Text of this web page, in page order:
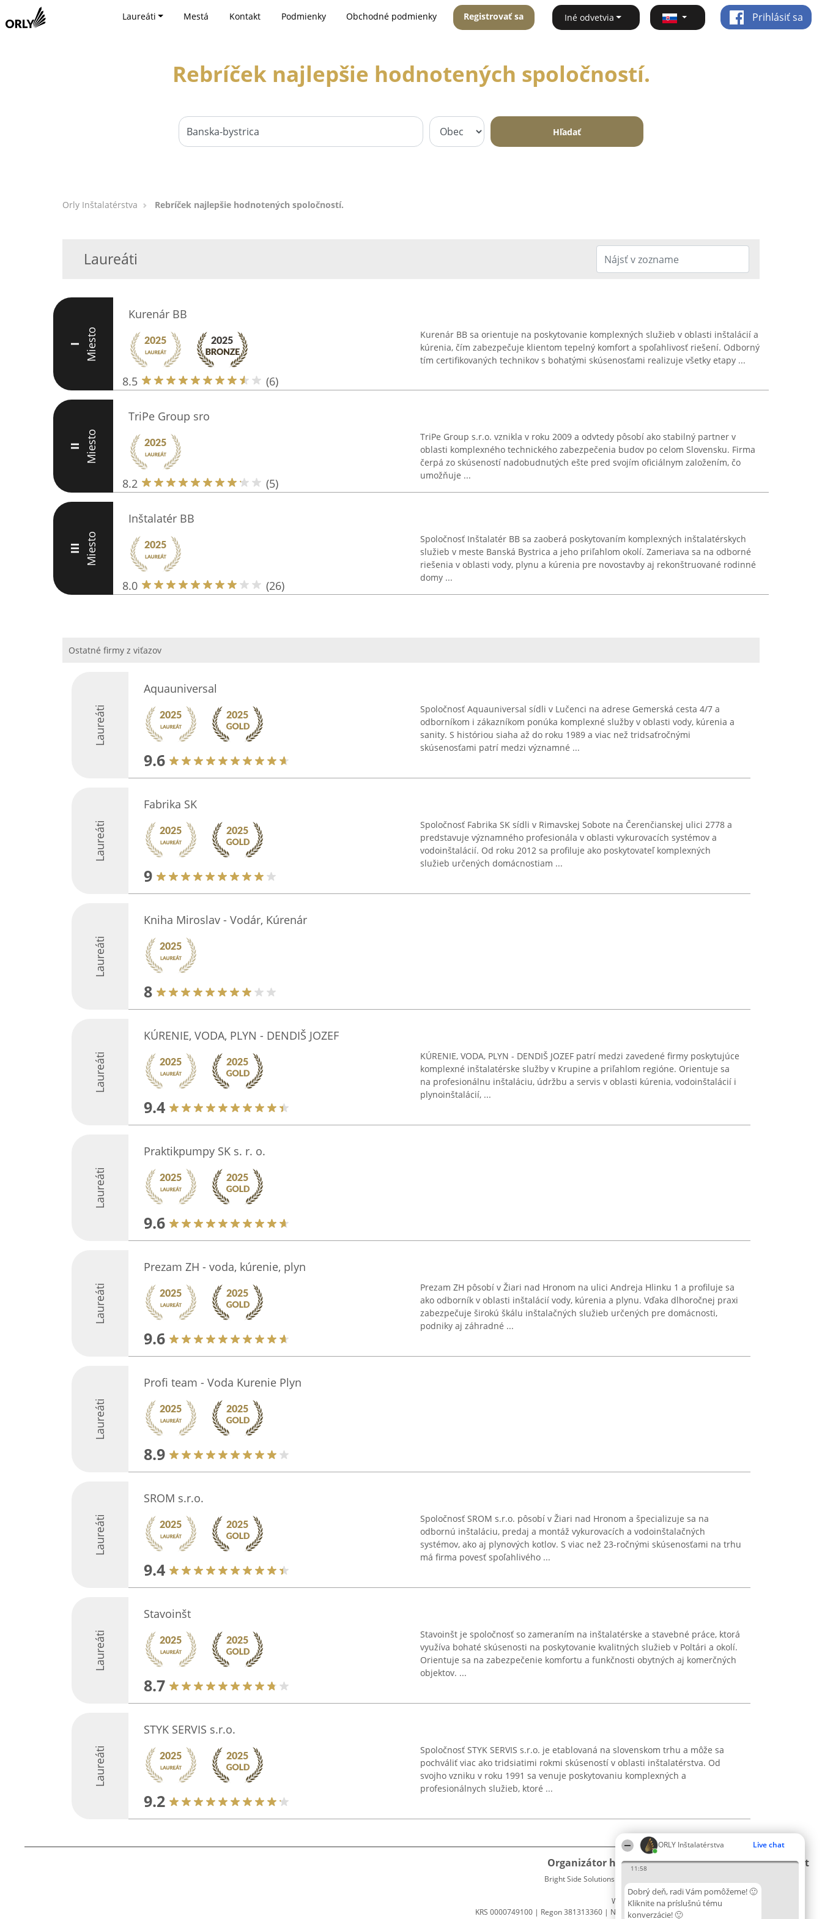
ORLY Inštalatérstva Live chat
11:58
Dobrý deň, radi Vám pomôžeme! 🙂
Kliknite na príslušnú tému
konverzácie! 🙂
Laureáti Mestá Kontakt Podmienky Obchodné podmienky Registrovať sa Iné odvetvia Prihlásiť sa
Rebríček najlepšie hodnotených spoločností.
Hľadať
Orly Inštalatérstva Rebríček najlepšie hodnotených spoločností.
Laureáti
I Miesto
Kurenár BB
8.5 (6)
Kurenár BB sa orientuje na poskytovanie komplexných služieb v oblasti inštalácií a
kúrenia, čím zabezpečuje klientom tepelný komfort a spoľahlivosť riešení. Odborný
tím certifikovaných technikov s bohatými skúsenosťami realizuje všetky etapy ...
II Miesto
TriPe Group sro
8.2 (5)
TriPe Group s.r.o. vznikla v roku 2009 a odvtedy pôsobí ako stabilný partner v
oblasti komplexného technického zabezpečenia budov po celom Slovensku. Firma
čerpá zo skúseností nadobudnutých ešte pred svojím oficiálnym založením, čo
umožňuje ...
III Miesto
Inštalatér BB
8.0 (26)
Spoločnosť Inštalatér BB sa zaoberá poskytovaním komplexných inštalatérskych
služieb v meste Banská Bystrica a jeho priľahlom okolí. Zameriava sa na odborné
riešenia v oblasti vody, plynu a kúrenia pre novostavby aj rekonštruované rodinné
domy ...
Ostatné firmy z viťazov
Laureáti
Aquauniversal
9.6
Spoločnosť Aquauniversal sídli v Lučenci na adrese Gemerská cesta 4/7 a
odborníkom i zákazníkom ponúka komplexné služby v oblasti vody, kúrenia a
sanity. S históriou siaha až do roku 1989 a viac než tridsaťročnými
skúsenosťami patrí medzi významné ...
Laureáti
Fabrika SK
9
Spoločnosť Fabrika SK sídli v Rimavskej Sobote na Čerenčianskej ulici 2778 a
predstavuje významného profesionála v oblasti vykurovacích systémov a
vodoinštalácií. Od roku 2012 sa profiluje ako poskytovateľ komplexných
služieb určených domácnostiam ...
Laureáti
Kniha Miroslav - Vodár, Kúrenár
8
Laureáti
KÚRENIE, VODA, PLYN - DENDIŠ JOZEF
9.4
KÚRENIE, VODA, PLYN - DENDIŠ JOZEF patrí medzi zavedené firmy poskytujúce
komplexné inštalatérske služby v Krupine a priľahlom regióne. Orientuje sa
na profesionálnu inštaláciu, údržbu a servis v oblasti kúrenia, vodoinštalácií i
plynoinštalácií, ...
Laureáti
Praktikpumpy SK s. r. o.
9.6
Laureáti
Prezam ZH - voda, kúrenie, plyn
9.6
Prezam ZH pôsobí v Žiari nad Hronom na ulici Andreja Hlinku 1 a profiluje sa
ako odborník v oblasti inštalácií vody, kúrenia a plynu. Vďaka dlhoročnej praxi
zabezpečuje širokú škálu inštalačných služieb určených pre domácnosti,
podniky aj záhradné ...
Laureáti
Profi team - Voda Kurenie Plyn
8.9
Laureáti
SROM s.r.o.
9.4
Spoločnosť SROM s.r.o. pôsobí v Žiari nad Hronom a špecializuje sa na
odbornú inštaláciu, predaj a montáž vykurovacích a vodoinštalačných
systémov, ako aj plynových kotlov. S viac než 23-ročnými skúsenosťami na trhu
má firma povesť spoľahlivého ...
Laureáti
Stavoinšt
8.7
Stavoinšt je spoločnosť so zameraním na inštalatérske a stavebné práce, ktorá
využíva bohaté skúsenosti na poskytovanie kvalitných služieb v Poltári a okolí.
Orientuje sa na zabezpečenie komfortu a funkčnosti obytných aj komerčných
objektov. ...
Laureáti
STYK SERVIS s.r.o.
9.2
Spoločnosť STYK SERVIS s.r.o. je etablovaná na slovenskom trhu a môže sa
pochváliť viac ako tridsiatimi rokmi skúseností v oblasti inštalatérstva. Od
svojho vzniku v roku 1991 sa venuje poskytovaniu komplexných a
profesionálnych služieb, ktoré ...
Organizátor hodnotenia
Bright Side Solutions sp. z o. o. sp. k.
ul. Ruska 22
Wrocław 50-079
KRS 0000749100 | Regon 381313360 | NIP 8943132676
Hodnotenie
Lista
wszystkich
Kontakt